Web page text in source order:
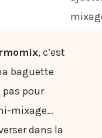
, c’est
baguette
pas pour
mixage…
dans la